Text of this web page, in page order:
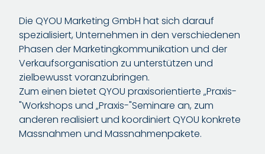
Die QYOU Marketing GmbH hat sich darauf
spezialisiert, Unternehmen in den verschiedenen
Phasen der Marketingkommunikation und der
Verkaufsorganisation zu unterstützen und
zielbewusst voranzubringen.
Zum einen bietet QYOU praxisorientierte „Praxis-
"Workshops und „Praxis-"Seminare an, zum
anderen realisiert und koordiniert QYOU konkrete
Massnahmen und Massnahmenpakete.